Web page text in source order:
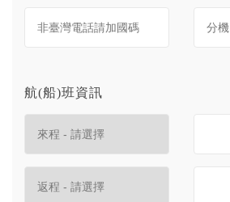
航(船)班資訊